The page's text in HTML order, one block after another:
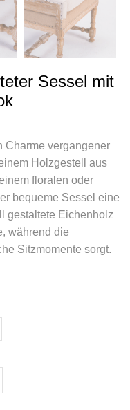
Sessel mit
Charme vergangener
Holzgestell aus
floralen oder
bequeme Sessel eine
gestaltete Eichenholz
während die
Sitzmomente sorgt.